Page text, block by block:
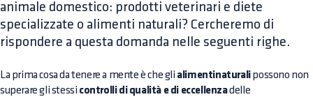
animale domestico: prodotti veterinari e diete
specializzate o alimenti naturali? Cercheremo di
rispondere a questa domanda nelle seguenti righe.
La prima cosa da tenere a mente è che gli alimentinaturalipossono non
superare gli stessi controlli di qualità e di eccellenzadelle